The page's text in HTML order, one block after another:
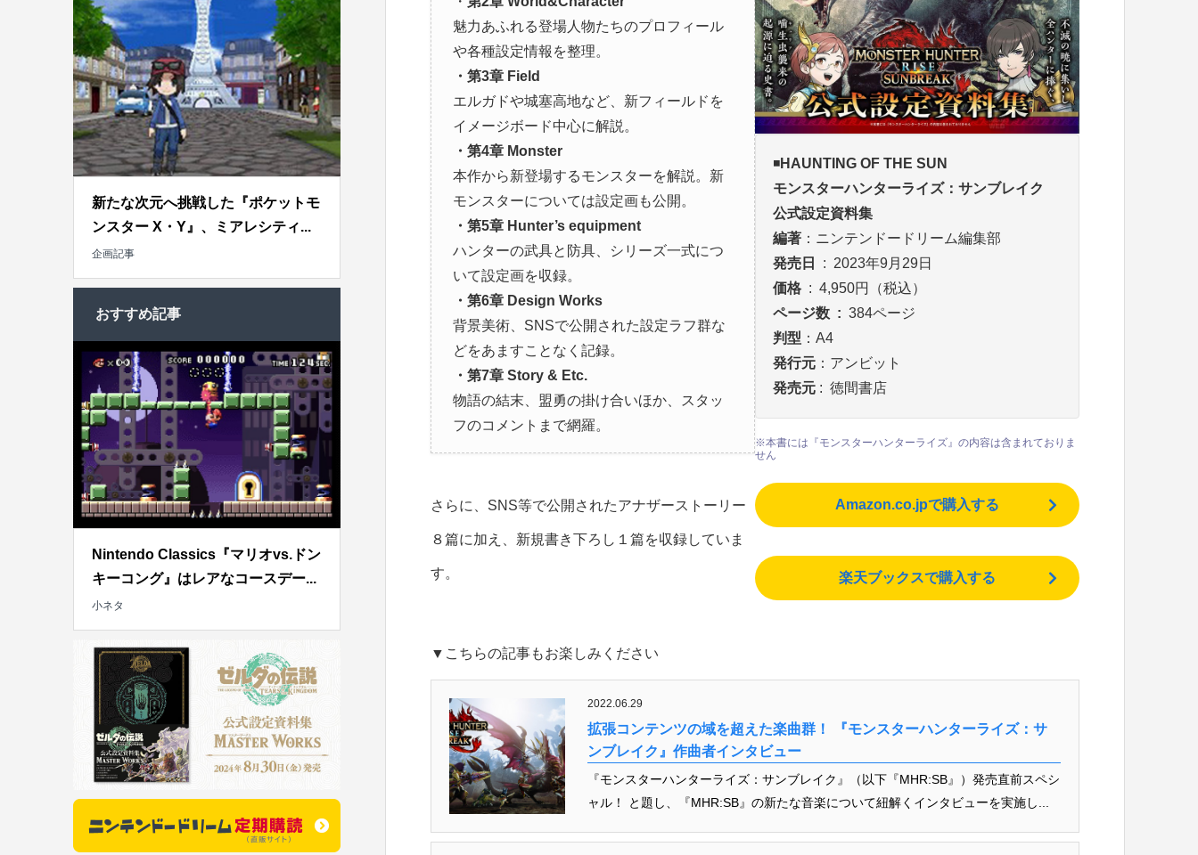
魅力あふれる登場人物たちのプロフィール
や各種設定情報を整理。
・第3章 Field
エルガドや城塞高地など、新フィールドを
イメージボード中心に解説。
・第4章 Monster
本作から新登場するモンスターを解説。新
モンスターについては設定画も公開。
・第5章 Hunter’s equipment
ハンターの武具と防具、シリーズ一式につ
いて設定画を収録。
・第6章 Design Works
背景美術、SNSで公開された設定ラフ群な
どをあますことなく記録。
・第7章 Story & Etc.
物語の結末、盟勇の掛け合いほか、スタッ
フのコメントまで網羅。
さらに、SNS等で公開されたアナザーストーリー
８篇に加え、新規書き下ろし１篇を収録していま
す。
◾️HAUNTING OF THE SUN
モンスターハンターライズ：サンブレイク
公式設定資料集
編著 ：ニンテンドードリーム編集部
発売日
‏ : ‎ 2023年9月29日
価格 ‏ : ‎ 4,950円（税込）
ページ数 ‏ : ‎ 384ページ
判型 ：A4
発行元 ：アンビット
: 徳間書店
※本書には『モンスターハンターライズ』の内容は含まれておりま
せん
Amazon.co.jpで購入する
楽天ブックスで購入する
▼こちらの記事もお楽しみください
2022.06.29
拡張コンテンツの域を超えた楽曲群！ 『モンスターハンターライズ：サ
ンブレイク』作曲者インタビュー
『モンスターハンターライズ：サンブレイク』（以下『MHR:SB』）発売直前スペシ
ャル！ と題し、『MHR:SB』の新たな音楽について紐解くインタビューを実施し...
新たな次元へ挑戦した『ポケットモ
ンスター X・Y』、ミアレシティ...
企画記事
おすすめ記事
Nintendo Classics『マリオvs.ドン
キーコング』はレアなコースデー...
小ネタ